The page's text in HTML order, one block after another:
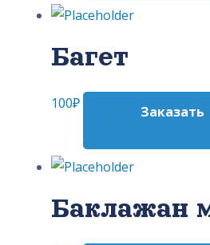
Багет
100₽ Заказать
Баклажан